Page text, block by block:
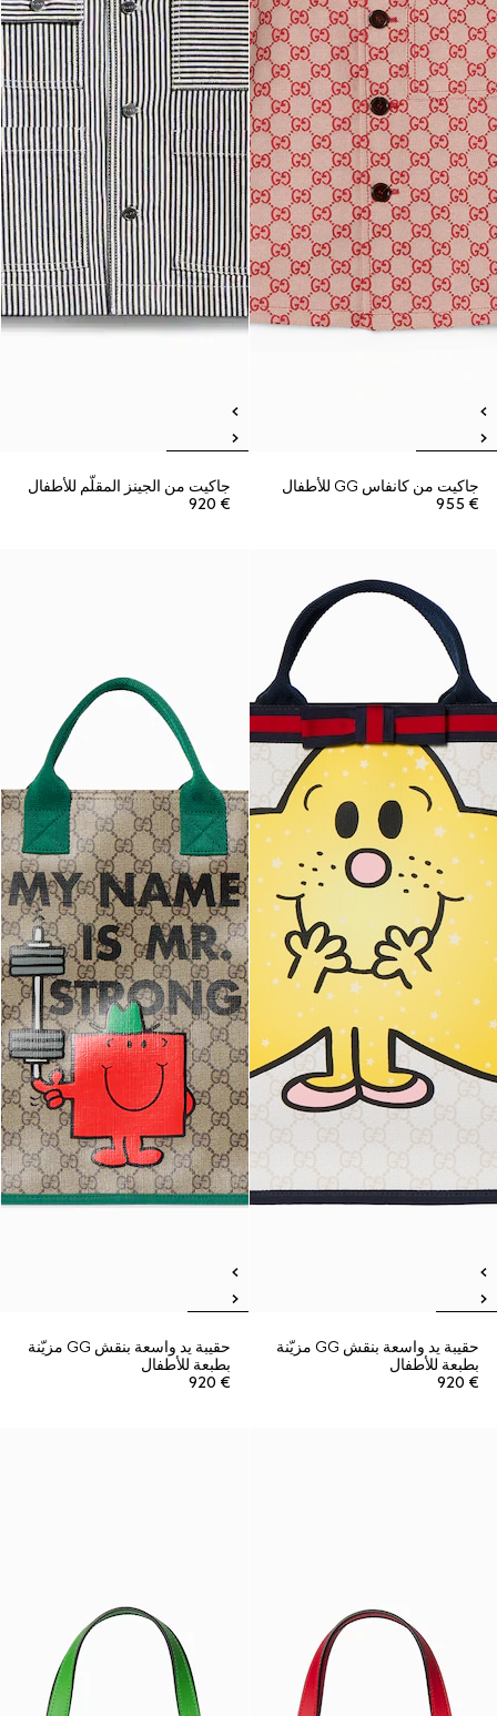
جاكيت من كانفاس GG للأطفال
€ 955
جاكيت من الجينز المقلّم للأطفال
€ 920
حقيبة يد واسعة بنقش GG مزيّنة
بطبعة للأطفال
€ 920
حقيبة يد واسعة بنقش GG مزيّنة
بطبعة للأطفال
€ 920